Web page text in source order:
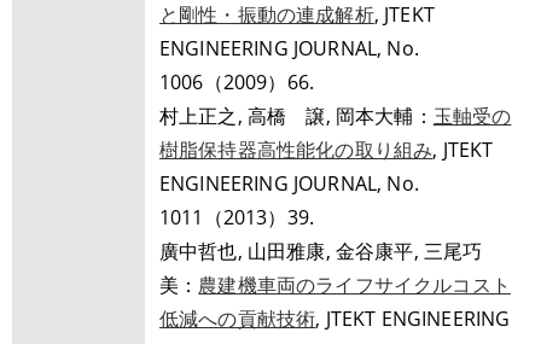
と剛性・振動の連成解析, JTEKT
ENGINEERING JOURNAL, No.
1006（2009）66.
村上正之, 高橋 譲, 岡本大輔： 玉軸受の
樹脂保持器高性能化の取り組み, JTEKT
ENGINEERING JOURNAL, No.
1011（2013）39.
廣中哲也, 山田雅康, 金谷康平, 三尾巧
美： 農建機車両のライフサイクルコスト
低減への貢献技術, JTEKT ENGINEERING